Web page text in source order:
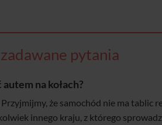
pytania
na kołach?
że samochód nie ma tablic
innego kraju, z którego